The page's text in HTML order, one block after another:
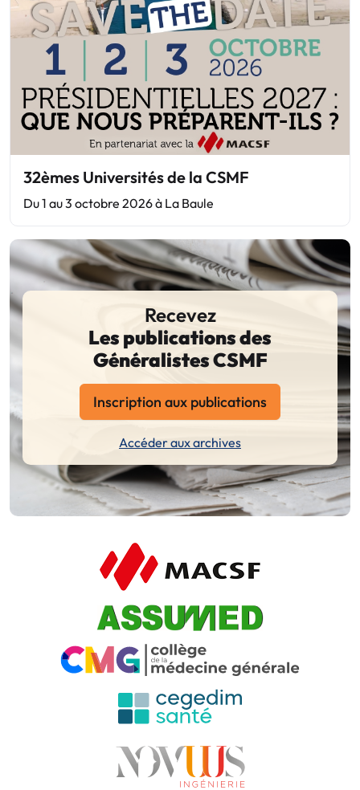
32èmes Universités de la CSMF
Du 1 au 3 octobre 2026 à La Baule
Recevez
Les publications des
Généralistes CSMF
Inscription aux publications
Accéder aux archives